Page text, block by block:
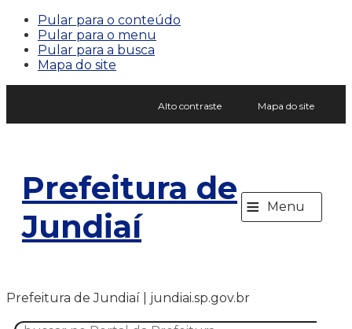
Pular para o conteúdo
Pular para o menu
Pular para a busca
Mapa do site
Alto contraste Mapa do site
Prefeitura de
Jundiaí
≡ Menu
Prefeitura de Jundiaí | jundiai.sp.gov.br